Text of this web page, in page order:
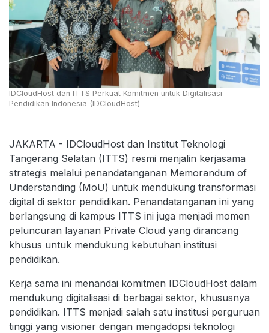
IDCloudHost dan ITTS Perkuat Komitmen untuk Digitalisasi
Pendidikan Indonesia (IDCloudHost)
JAKARTA - IDCloudHost dan Institut Teknologi
Tangerang Selatan (ITTS) resmi menjalin kerjasama
strategis melalui penandatanganan Memorandum of
Understanding (MoU) untuk mendukung transformasi
digital di sektor pendidikan. Penandatanganan ini yang
berlangsung di kampus ITTS ini juga menjadi momen
peluncuran layanan Private Cloud yang dirancang
khusus untuk mendukung kebutuhan institusi
pendidikan.
Kerja sama ini menandai komitmen IDCloudHost dalam
mendukung digitalisasi di berbagai sektor, khususnya
pendidikan. ITTS menjadi salah satu institusi perguruan
tinggi yang visioner dengan mengadopsi teknologi